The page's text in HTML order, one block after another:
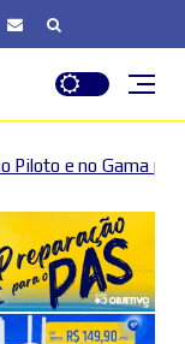
de eventos